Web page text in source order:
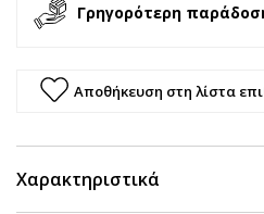
Γρηγορότερη
Αποθήκευση στη λίστα
Χαρακτηριστικά